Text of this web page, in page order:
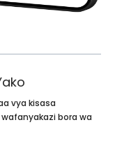
vya kisasa
bora wa